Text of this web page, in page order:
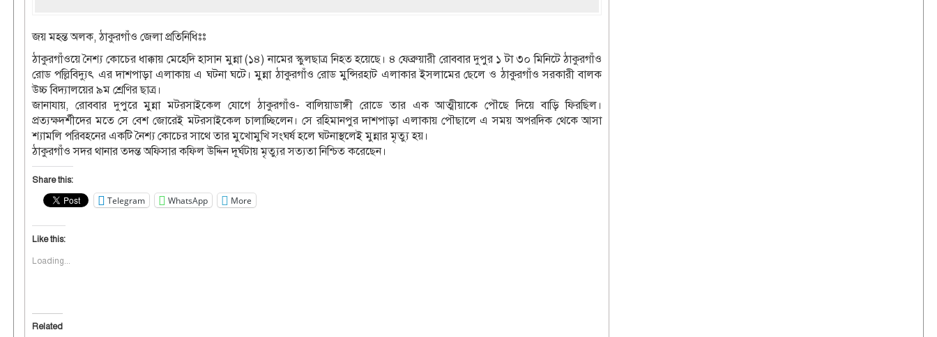
জয় মহন্ত অলক, ঠাকুরগাঁও জেলা প্রতিনিধিঃঃ
ঠাকুরগাঁওয়ে নৈশ্য কোচের ধাক্কায় মেহেদি হাসান মুন্না (১৪) নামের স্কুলছাত্র নিহত হয়েছে। ৪ ফেব্রুয়ারী রোববার দুপুর ১ টা ৩০ মিনিটে ঠাকুরগাঁও
রোড পল্লিবিদ্যুৎ এর দাশপাড়া এলাকায় এ ঘটনা ঘটে। মুন্না ঠাকুরগাঁও রোড মুন্সিরহাট এলাকার ইসলামের ছেলে ও ঠাকুরগাঁও সরকারী বালক
উচ্চ বিদ্যালয়ের ৯ম শ্রেণির ছাত্র।
জানাযায়, রোববার দুপুরে মুন্না মটরসাইকেল যোগে ঠাকুরগাঁও- বালিয়াডাঙ্গী রোডে তার এক আত্মীয়াকে পৌছে দিয়ে বাড়ি ফিরছিল।
প্রত্যক্ষদর্শীদের মতে সে বেশ জোরেই মটরসাইকেল চালাচ্ছিলেন। সে রহিমানপুর দাশপাড়া এলাকায় পৌছালে এ সময় অপরদিক থেকে আসা
শ্যামলি পরিবহনের একটি নৈশ্য কোচের সাথে তার মুখোমুখি সংঘর্ষ হলে ঘটনাস্থলেই মুন্নার মৃত্যু হয়।
ঠাকুরগাঁও সদর থানার তদন্ত অফিসার কফিল উদ্দিন দূর্ঘটায় মৃত্যুর সত্যতা নিশ্চিত করেছেন।
Share this:
Telegram WhatsApp More
Like this:
Loading...
Related